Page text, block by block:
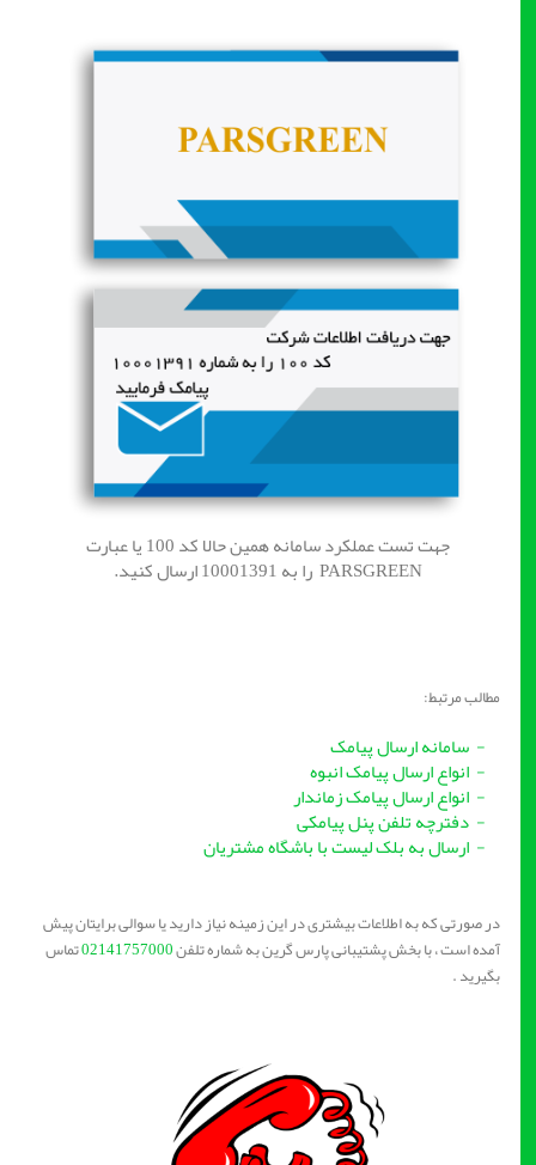
جهت تست عملکرد سامانه همین حالا کد 100 یا عبارت
PARSGREEN را به 10001391 ارسال کنید.
مطالب مرتبط:
- سامانه ارسال پیامک
- انواع ارسال پیامک انبوه
- انواع ارسال پیامک زماندار
- دفترچه تلفن پنل پیامکی
- ارسال به بلک لیست با باشگاه مشتریان
در صورتی که به اطلاعات بیشتری در این زمینه نیاز دارید یا سوالی برایتان پیش
آمده است ، با بخش پشتیبانی پارس گرین به شماره تلفن02141757000تماس
بگیرید .